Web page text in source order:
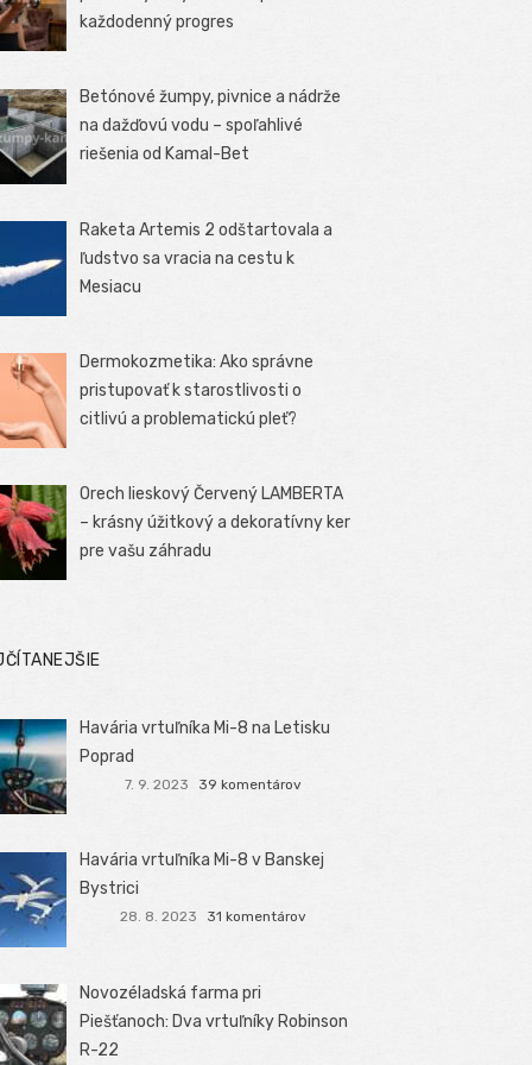
každodenný progres
Betónové žumpy, pivnice a nádrže
na dažďovú vodu – spoľahlivé
riešenia od Kamal-Bet
Raketa Artemis 2 odštartovala a
ľudstvo sa vracia na cestu k
Mesiacu
Dermokozmetika: Ako správne
pristupovať k starostlivosti o
citlivú a problematickú pleť?
Orech lieskový Červený LAMBERTA
– krásny úžitkový a dekoratívny ker
pre vašu záhradu
Havária vrtuľníka Mi-8 na Letisku
Poprad
7. 9. 2023 39 komentárov
Havária vrtuľníka Mi-8 v Banskej
Bystrici
28. 8. 2023 31 komentárov
Novozéladská farma pri
Piešťanoch: Dva vrtuľníky Robinson
R-22